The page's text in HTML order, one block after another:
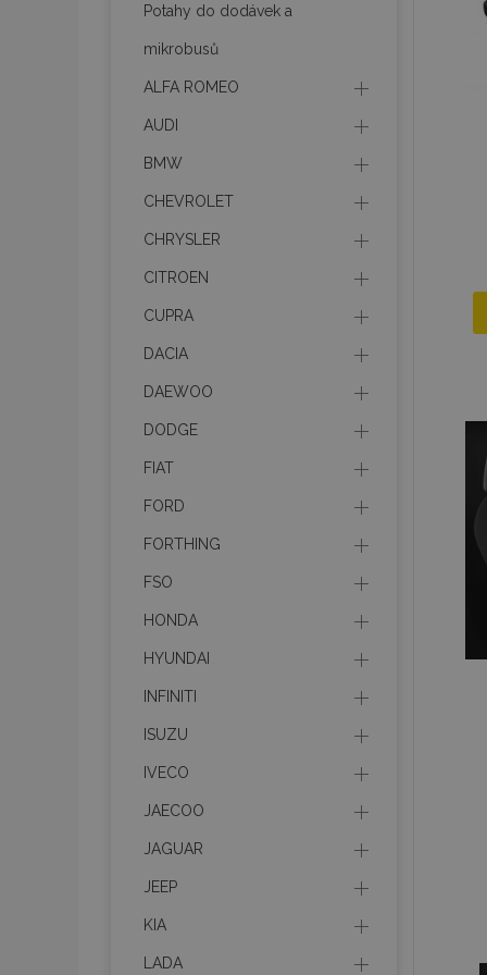
Potahy do dodávek a
mikrobusů
ALFA ROMEO
AUDI
BMW
CHEVROLET
CHRYSLER
CITROEN
CUPRA
DACIA
DAEWOO
DODGE
FIAT
FORD
FORTHING
FSO
HONDA
HYUNDAI
INFINITI
ISUZU
IVECO
JAECOO
JAGUAR
JEEP
KIA
LADA
mage-cache-